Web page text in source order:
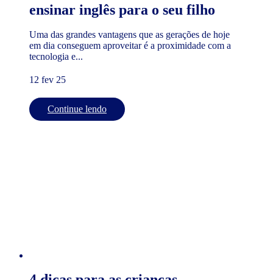
ensinar inglês para o seu filho
Uma das grandes vantagens que as gerações de hoje
em dia conseguem aproveitar é a proximidade com a
tecnologia e...
12 fev 25
Continue lendo